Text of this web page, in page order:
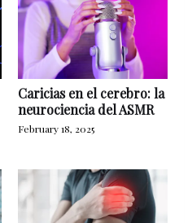
Caricias en el cerebro: la
neurociencia del ASMR
February 18, 2025